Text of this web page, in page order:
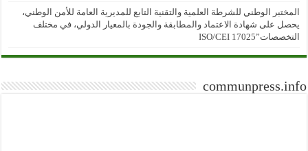
المختبر الوطني للشرطة العلمية والتقنية التابع للمديرية العامة للأمن الوطني،
يحصل على شهادة الاعتماد والمطابقة والجودة بالمعيار الدولي، في مختلف
التخصصات”ISO/CEI 17025
communpress.info